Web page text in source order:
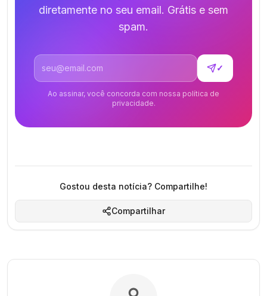
diretamente no seu email. Grátis e sem
spam.
Endereço de email
✓
Ao assinar, você concorda com nossa política de
privacidade.
Gostou desta notícia? Compartilhe!
Compartilhar